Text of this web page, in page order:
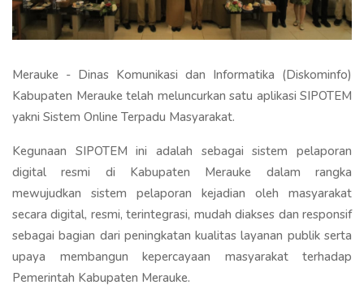
Merauke - Dinas Komunikasi dan Informatika (Diskominfo)
Kabupaten Merauke telah meluncurkan satu aplikasi SIPOTEM
yakni Sistem Online Terpadu Masyarakat.
Kegunaan SIPOTEM ini adalah sebagai sistem pelaporan
digital resmi di Kabupaten Merauke dalam rangka
mewujudkan sistem pelaporan kejadian oleh masyarakat
secara digital, resmi, terintegrasi, mudah diakses dan responsif
sebagai bagian dari peningkatan kualitas layanan publik serta
upaya membangun kepercayaan masyarakat terhadap
Pemerintah Kabupaten Merauke.